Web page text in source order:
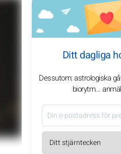
Ditt dagliga
Dessutom: astrologiska
biorytm...